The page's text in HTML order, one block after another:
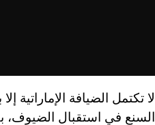
لا تكتمل الضيافة
السنع في استقبال الضيوف،